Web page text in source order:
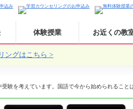
体験授業 お近くの教
ングはこちら
験を考えています。国語で今から始められること